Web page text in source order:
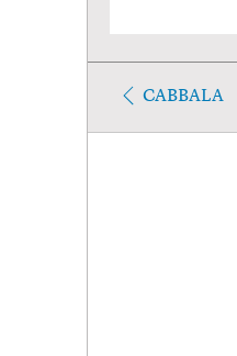
CABBALA